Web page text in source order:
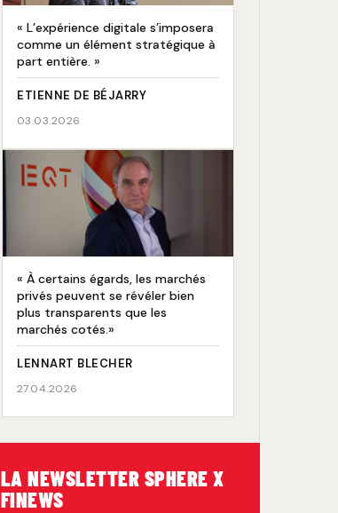
« L’expérience digitale s’imposera
comme un élément stratégique à
part entière. »
ETIENNE DE BÉJARRY
03.03.2026
« À certains égards, les marchés
privés peuvent se révéler bien
plus transparents que les
marchés cotés.»
LENNART BLECHER
27.04.2026
LA NEWSLETTER SPHERE X
FINEWS